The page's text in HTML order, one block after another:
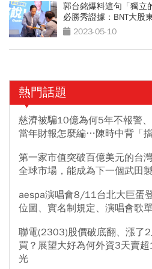
郭台銘爆料這句「獨立
必勝秀證據：BNT大股
2023-05-10
熱門話題
慈濟被騙10億為何5年不報警
當年財報怎麼編…陳時中背「
第一家市值突破百億美元的台
全球市場，能成為下一個武田
aespa演唱會8/11台北大巨蛋
位圖、實名制規定、演唱會歌
聯電(2303)股價破底翻、漲了
買？展望大好為何外資3天賣
光